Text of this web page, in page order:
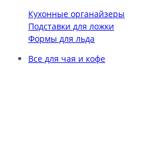
Кухонные органайзеры
Подставки для ложки
Формы для льда
Все для чая и кофе